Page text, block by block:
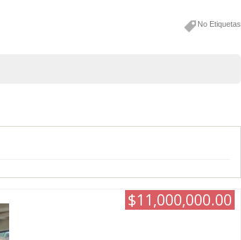
No Etiquetas
$11,000,000.00